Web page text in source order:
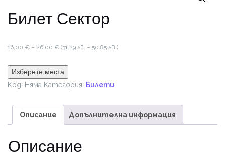
Билет Сектор
16,00 € – 26,00 € Price
16,00 €
through
(31.29 лв. – 50.85 лв.)
Изберете места
Код: Няма Категория: Билети
Описание Допълнителна информация
Описание